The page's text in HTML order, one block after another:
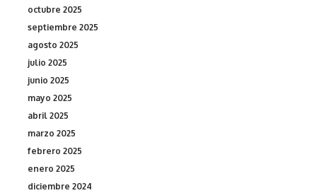
octubre 2025
septiembre 2025
agosto 2025
julio 2025
junio 2025
mayo 2025
abril 2025
marzo 2025
febrero 2025
enero 2025
diciembre 2024